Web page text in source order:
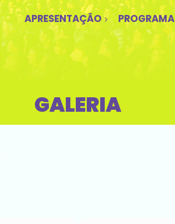
APRESENTAÇÃO PROGRAMA
GALERIA